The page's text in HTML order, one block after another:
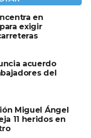
SLP
dejando
en Mérida
en
exigir
acuerdo
del
Miguel Ángel
11 heridos en